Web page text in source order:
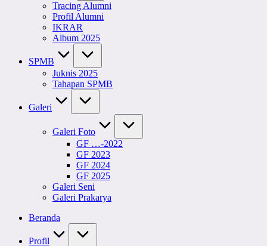
Tracing Alumni
Profil Alumni
IKRAR
Album 2025
SPMB
Juknis 2025
Tahapan SPMB
Galeri
Galeri Foto
GF …-2022
GF 2023
GF 2024
GF 2025
Galeri Seni
Galeri Prakarya
Beranda
Profil